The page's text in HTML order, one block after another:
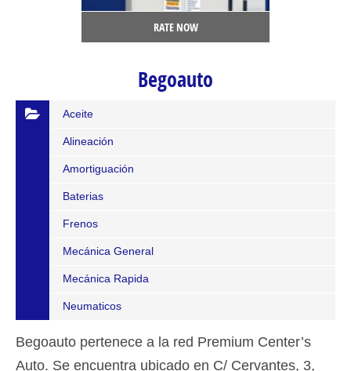
RATE NOW
Begoauto
Aceite
Alineación
Amortiguación
Baterias
Frenos
Mecánica General
Mecánica Rapida
Neumaticos
Begoauto pertenece a la red Premium Center’s
Auto. Se encuentra ubicado en C/ Cervantes, 3,